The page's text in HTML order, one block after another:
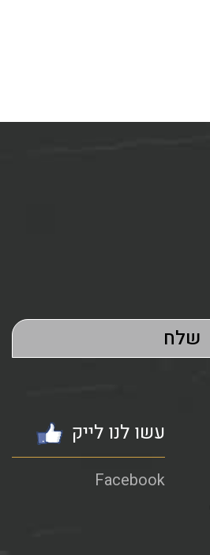
עשו לנו לייק
Facebook